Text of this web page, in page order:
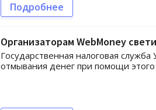
Подробнее
Организаторам WebMoney
Государственная налоговая
отмывания денег при помощи этого